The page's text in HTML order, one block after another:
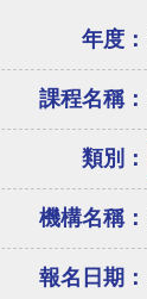
年度：
課程名稱：
類別：
機構名稱：
報名日期：